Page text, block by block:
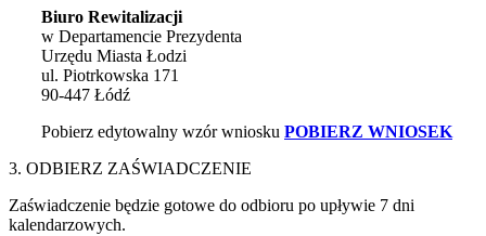
Biuro Rewitalizacji
w Departamencie Prezydenta
Urzędu Miasta Łodzi
ul. Piotrkowska 171
90-447 Łódź
Pobierz edytowalny wzór wniosku POBIERZ WNIOSEK
3. ODBIERZ ZAŚWIADCZENIE
Zaświadczenie będzie gotowe do odbioru po upływie 7 dni
kalendarzowych.